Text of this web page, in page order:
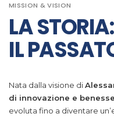
MISSION & VISION
LA STORIA:
IL
Nata dalla visione di
di innovazione e
evoluta fino a diventare